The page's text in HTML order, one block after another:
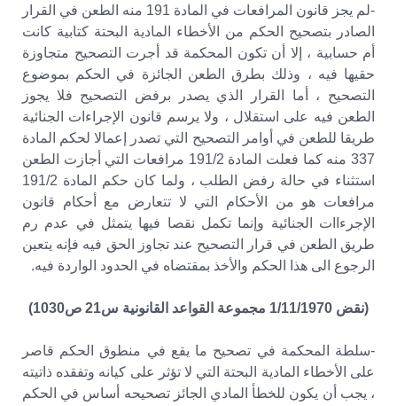
-لم يجز قانون المرافعات في المادة 191 منه الطعن في القرار
الصادر بتصحيح الحكم من الأخطاء المادية البحتة كتابية كانت
أم حسابية ، إلا أن تكون المحكمة قد أجرت التصحيح متجاوزة
حقيها فيه ، وذلك بطرق الطعن الجائزة في الحكم بموضوع
التصحيح ، أما القرار الذي يصدر برفض التصحيح فلا يجوز
الطعن فيه على استقلال ، ولا يرسم قانون الإجراءات الجنائية
طريقا للطعن في أوامر التصحيح التي تصدر إعمالا لحكم المادة
337 منه كما فعلت المادة 191/2 مرافعات التي أجازت الطعن
استثناء في حالة رفض الطلب ، ولما كان حكم المادة 191/2
مرافعات هو من الأحكام التي لا تتعارض مع أحكام قانون
الإجرءاات الجنائية وإنما تكمل نقصا فيها يتمثل في عدم رم
طريق الطعن في قرار التصحيح عند تجاوز الحق فيه فإنه يتعين
الرجوع الى هذا الحكم والأخذ بمقتضاه في الحدود الواردة فيه.
(نقض 1/11/1970 مجموعة القواعد القانونية س21 ص1030)
-سلطة المحكمة في تصحيح ما يقع في منطوق الحكم قاصر
على الأخطاء المادية البحتة التي لا تؤثر على كيانه وتفقده ذاتيته
، يجب أن يكون للخطأ المادي الجائز تصحيحه أساس في الحكم